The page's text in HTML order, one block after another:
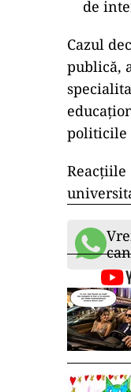
de
clasă
Plata
Este
de
Cazul
publică,